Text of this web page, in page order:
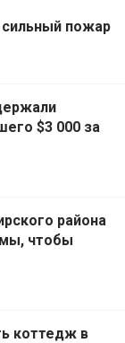
пожар
$3 000 за
района
чтобы
коттедж в